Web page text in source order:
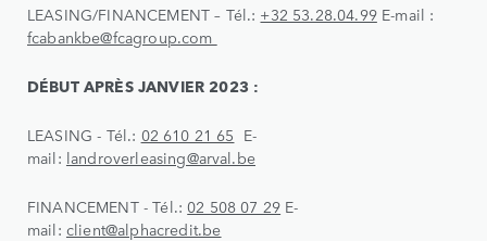
LEASING/FINANCEMENT – Tél.: +32 53.28.04.99E-mail :
fcabankbe@fcagroup.com
DÉBUT APRÈS JANVIER 2023 :
LEASING - Tél.: 02 610 21 65 E-
mail: landroverleasing@arval.be
FINANCEMENT - Tél.:02 508 07 29 E-
mail: client@alphacredit.be